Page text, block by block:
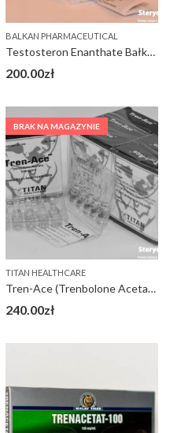
BALKAN PHARMACEUTICAL
Testosteron Enanthate Bałkan 1ml inj
200.00zł
BRAK NA MAGAZYNIE
TITAN HEALTHCARE
Tren-Ace (Trenbolone Acetate 100)
240.00zł